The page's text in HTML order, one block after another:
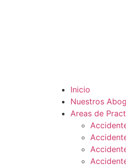
Inicio
Nuestros
Areas de